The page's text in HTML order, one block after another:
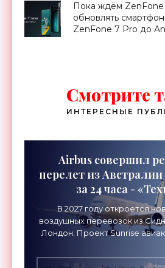
Пока ждём ZenFone
обновлять
ZenFone 7 Pro до
Смотрите
ИНТЕРЕСНЫЕ
Airbus совершил
перелет из
за 24 часа -
В 2027 году откроется
воздушных перевозок из
Лондон. Проект Sunrise
длительностью